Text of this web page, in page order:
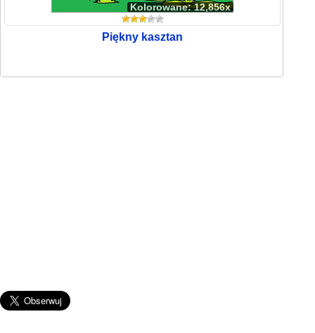
Kolorowane: 12,856x
Piękny kasztan